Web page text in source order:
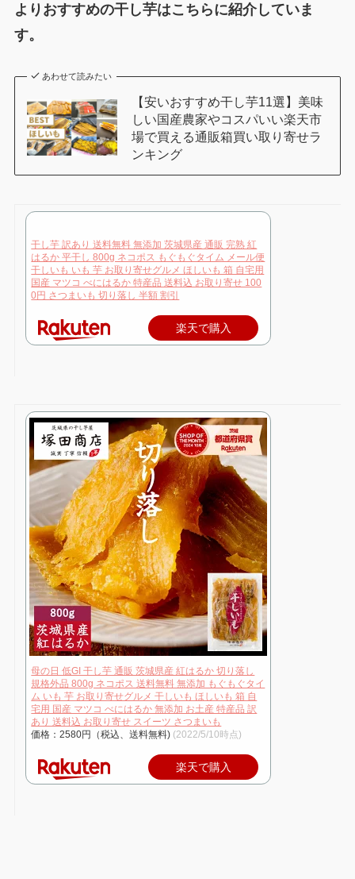
よりおすすめの干し芋はこちらに紹介していま
す。
あわせて読みたい
【安いおすすめ干し芋11選】美味
しい国産農家やコスパいい楽天市
場で買える通販箱買い取り寄せラ
ンキング
干し芋 訳あり 送料無料 無添加 茨城県産 通販 完熟 紅
はるか 平干し 800g ネコポス もぐもぐタイム メール便
干しいも いも 芋 お取り寄せグルメ ほしいも 箱 自宅用
国産 マツコ べにはるか 特産品 送料込 お取り寄せ 100
0円 さつまいも 切り落し 半額 割引
楽天で購入
母の日 低GI 干し芋 通販 茨城県産 紅はるか 切り落し
規格外品 800g ネコポス 送料無料 無添加 もぐもぐタイ
ム いも 芋 お取り寄せグルメ 干しいも ほしいも 箱 自
宅用 国産 マツコ べにはるか 無添加 お土産 特産品 訳
あり 送料込 お取り寄せ スイーツ さつまいも
価格：2580円（税込、送料無料) (2022/5/10時点)
楽天で購入